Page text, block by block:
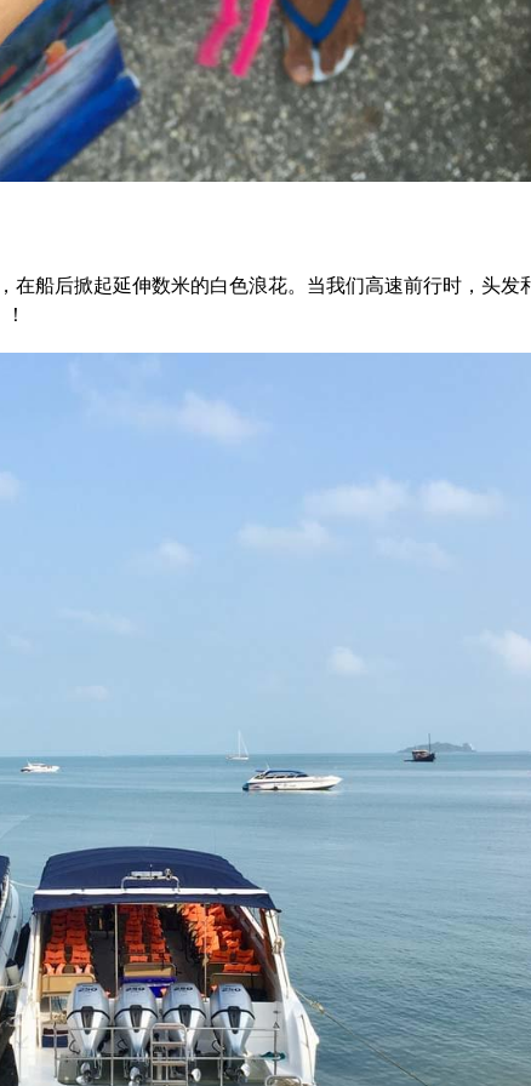
在船后掀起延伸数米的白色浪花。当我们高速前行时，头发